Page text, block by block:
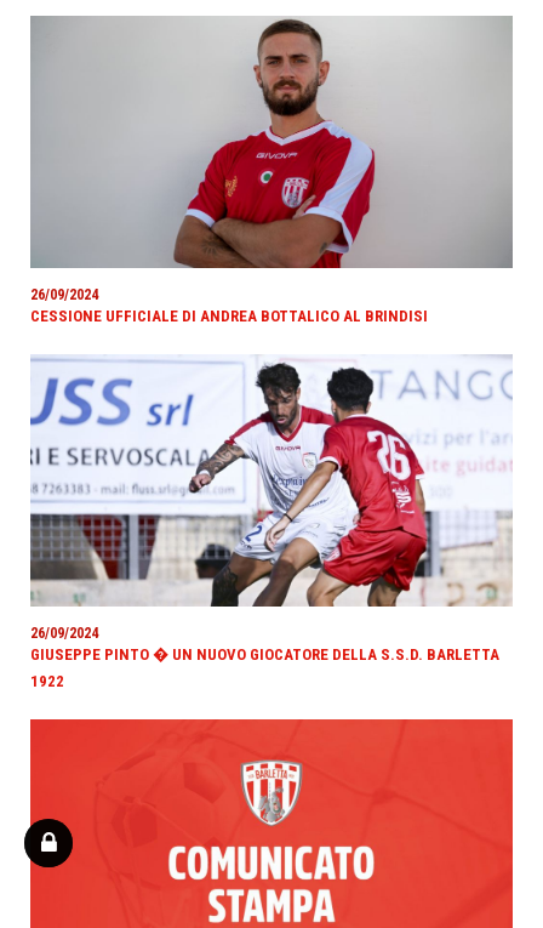
26/09/2024
CESSIONE UFFICIALE DI ANDREA BOTTALICO AL BRINDISI
26/09/2024
GIUSEPPE PINTO � UN NUOVO GIOCATORE DELLA S.S.D. BARLETTA
1922